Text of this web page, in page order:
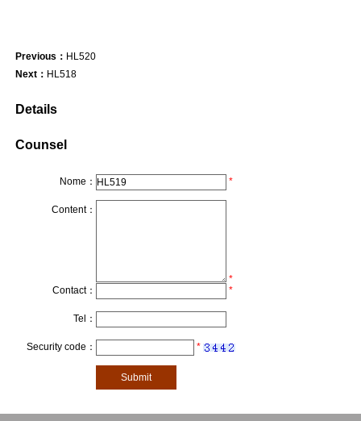
Previous： HL520
Next： HL518
Details
Counsel
Nome： *
Content：
*
Contact：
*
Tel：
Security code： *